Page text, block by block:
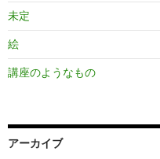
未定
絵
講座のようなもの
アーカイブ